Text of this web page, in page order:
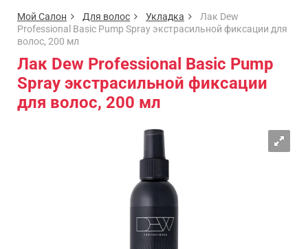
Мой Салон Для волос Укладка
Лак Dew
Professional Basic Pump Spray экстрасильной фиксации для
волос, 200 мл
Лак Dew Professional Basic Pump
Spray экстрасильной фиксации
для волос, 200 мл